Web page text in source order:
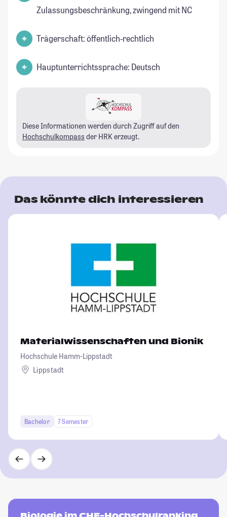
Zulassungsbeschränkung, zwingend mit NC
Trägerschaft: öffentlich-rechtlich
Hauptunterrichtssprache: Deutsch
Diese Informationen werden durch Zugriff auf den
Hochschulkompass der HRK erzeugt.
Das könnte dich interessieren
Materialwissenschaften und Bionik
Hochschule Hamm-Lippstadt
Lippstadt
Bachelor 7 Semester